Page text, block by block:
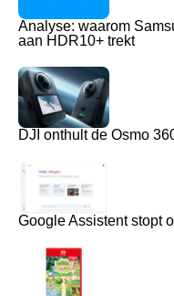
Analyse: waarom
aan HDR10+ trekt
DJI onthult de Osmo
Google Assistent stopt